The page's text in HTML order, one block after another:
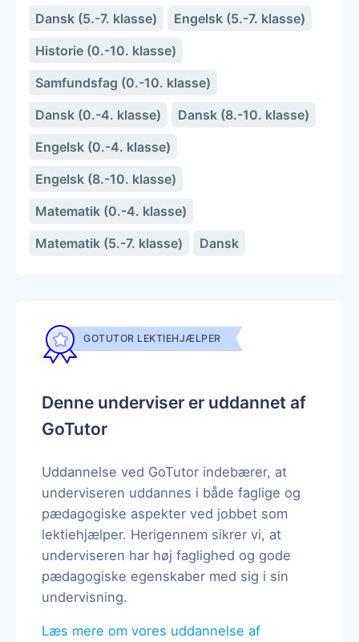
Dansk (5.-7. klasse)
Engelsk (5.-7. klasse)
Historie (0.-10. klasse)
Samfundsfag (0.-10. klasse)
Dansk (0.-4. klasse)
Dansk (8.-10. klasse)
Engelsk (0.-4. klasse)
Engelsk (8.-10. klasse)
Matematik (0.-4. klasse)
Matematik (5.-7. klasse)
Dansk
GOTUTOR LEKTIEHJÆLPER
Denne underviser er uddannet af
GoTutor
Uddannelse ved GoTutor indebærer, at
underviseren uddannes i både faglige og
pædagogiske aspekter ved jobbet som
lektiehjælper. Herigennem sikrer vi, at
underviseren har høj faglighed og gode
pædagogiske egenskaber med sig i sin
undervisning.
Læs mere om vores uddannelse af